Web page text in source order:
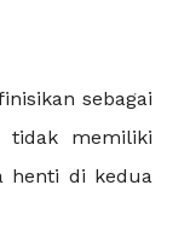
sebagai
tidak memiliki
henti di kedua